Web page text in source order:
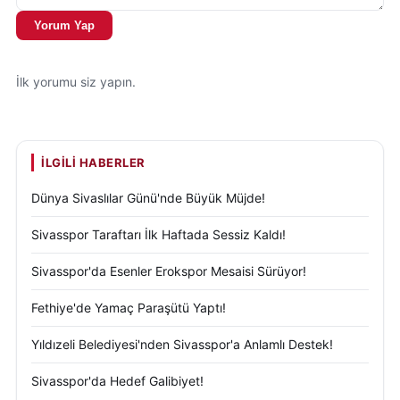
dedi.
olmayacağıyla ilgili ise Altıparmak,
bittikten sonra tabii ki herkesin oturup ilk yarısını
değerlendireceğiz bununla alakalı. Bunun yabancısı,
Türk'ü yok; faydalı faydasız olur bizde. Bize katkı
sağlayan oyuncu varsa tabii ki devam edeceğiz ama
sağlamayan oyuncu varsa da yolumuzu ayıracağız.
Şu anda şu veya bu diyeceğimiz bir şey yok. Çünkü
bizim için en önemli şey şu andaki 2 maçı oynayıp
sonrasındaki transferler"
ifadelerini kullandı.
Yorum Yap
İlk yorumu siz yapın.
İLGILI HABERLER
Dünya Sivaslılar Günü'nde Büyük Müjde!
Sivasspor Taraftarı İlk Haftada Sessiz Kaldı!
Sivasspor'da Esenler Erokspor Mesaisi Sürüyor!
Fethiye'de Yamaç Paraşütü Yaptı!
Yıldızeli Belediyesi'nden Sivasspor'a Anlamlı Destek!
Sivasspor'da Hedef Galibiyet!